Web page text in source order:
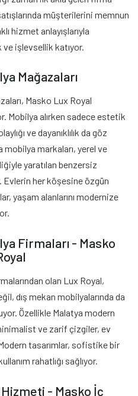
müşterilerini memnun
hizmet anlayışlarıyla
işlevsellik katıyor.
Mağazaları
Masko Lux Royal
Mobilya alırken sadece estetik
ve dayanıklılık da göz
markaları, yerel ve
yaratılan benzersiz
Evlerin her köşesine özgün
yaşam alanlarını modernize
Firmaları - Masko
olan Lux Royal,
dış mekan mobilyalarında da
Özellikle Malatya modern
ve zarif çizgiler, ev
tasarımlar, sofistike bir
rahatlığı sağlıyor.
- Masko İç